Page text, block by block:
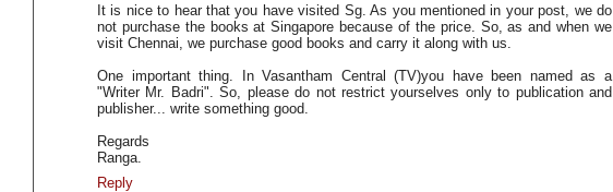
It is nice to hear that you have visited Sg. As you mentioned in your post, we do
not purchase the books at Singapore because of the price. So, as and when we
visit Chennai, we purchase good books and carry it along with us.
One important thing. In Vasantham Central (TV)you have been named as a
"Writer Mr. Badri". So, please do not restrict yourselves only to publication and
publisher... write something good.
Regards
Ranga.
Reply